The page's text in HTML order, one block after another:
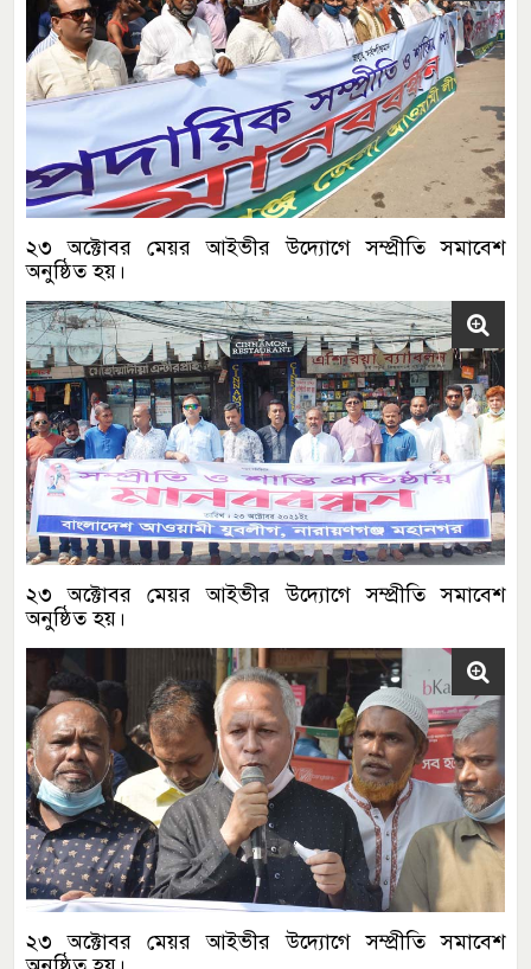
২৩ অক্টোবর মেয়র আইভীর উদ্যোগে সম্প্রীতি সমাবেশ
অনুষ্ঠিত হয়।
২৩ অক্টোবর মেয়র আইভীর উদ্যোগে সম্প্রীতি সমাবেশ
অনুষ্ঠিত হয়।
২৩ অক্টোবর মেয়র আইভীর উদ্যোগে সম্প্রীতি সমাবেশ